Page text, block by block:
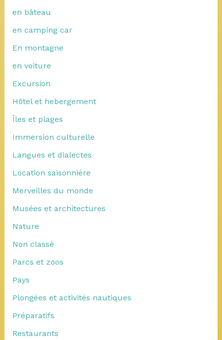
en bâteau
en camping car
En montagne
en voiture
Excursion
Hôtel et hebergement
Îles et plages
Immersion culturelle
Langues et dialectes
Location saisonnière
Merveilles du monde
Musées et architectures
Nature
Non classé
Parcs et zoos
Pays
Plongées et activités nautiques
Préparatifs
Restaurants